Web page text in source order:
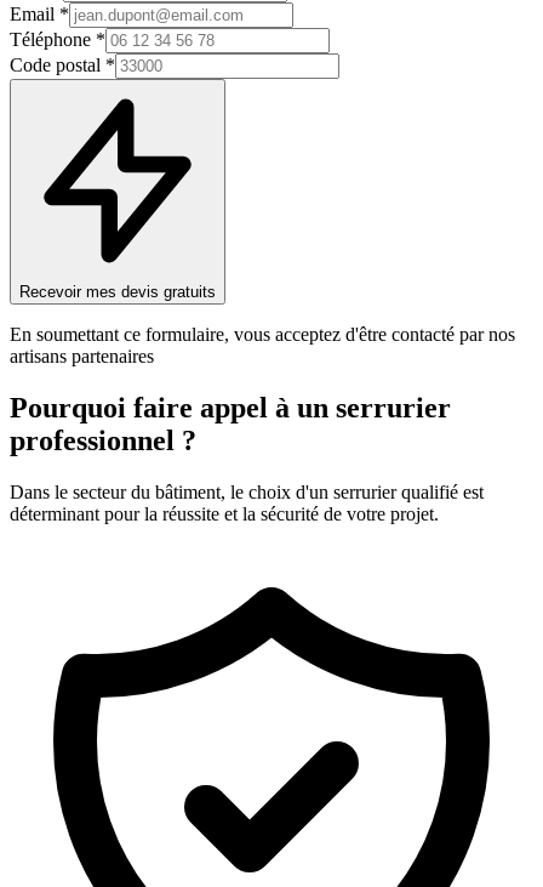
Email *
Téléphone *
Code postal *
Recevoir mes devis gratuits
En soumettant ce formulaire, vous acceptez d'être contacté par nos
artisans partenaires
Pourquoi faire appel à un serrurier
professionnel ?
Dans le secteur du bâtiment, le choix d'un serrurierqualifié est
déterminant pour la réussite et la sécurité de votre projet.